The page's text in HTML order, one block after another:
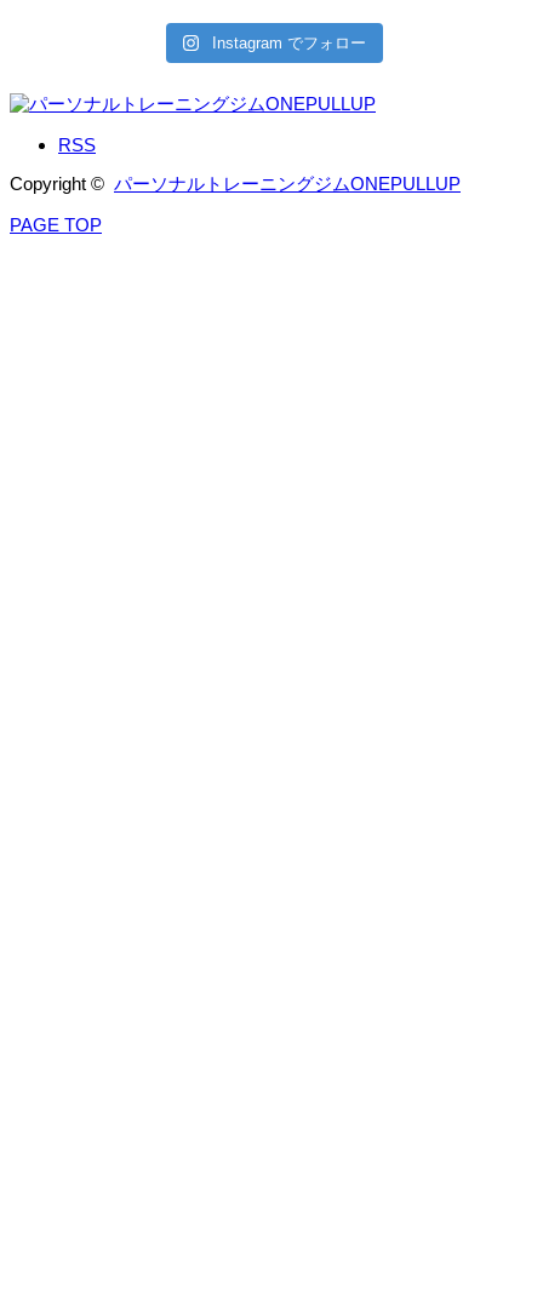
Instagram でフォロー
RSS
Copyright © パーソナルトレーニングジムONEPULLUP
PAGE TOP